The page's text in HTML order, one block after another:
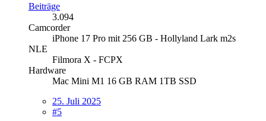
Beiträge
3.094
Camcorder
iPhone 17 Pro mit 256 GB - Hollyland Lark m2s
NLE
Filmora X - FCPX
Hardware
Mac Mini M1 16 GB RAM 1TB SSD
25. Juli 2025
#5